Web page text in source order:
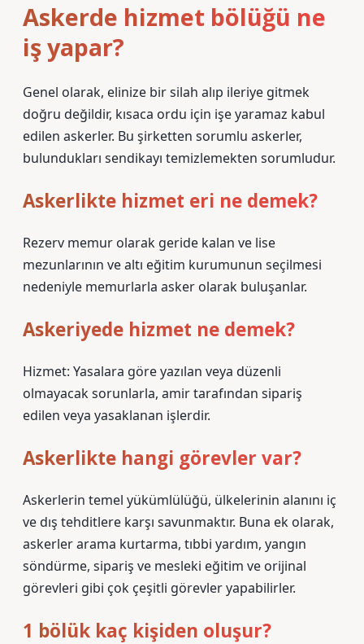
Askerde hizmet bölüğü ne
iş yapar?
Genel olarak, elinize bir silah alıp ileriye gitmek
doğru değildir, kısaca ordu için işe yaramaz kabul
edilen askerler. Bu şirketten sorumlu askerler,
bulundukları sendikayı temizlemekten sorumludur.
Askerlikte hizmet eri ne demek?
Rezerv memur olarak geride kalan ve lise
mezunlarının ve altı eğitim kurumunun seçilmesi
nedeniyle memurlarla asker olarak buluşanlar.
Askeriyede hizmet ne demek?
Hizmet: Yasalara göre yazılan veya düzenli
olmayacak sorunlarla, amir tarafından sipariş
edilen veya yasaklanan işlerdir.
Askerlikte hangi görevler var?
Askerlerin temel yükümlülüğü, ülkelerinin alanını iç
ve dış tehditlere karşı savunmaktır. Buna ek olarak,
askerler arama kurtarma, tıbbi yardım, yangın
söndürme, sipariş ve mesleki eğitim ve orijinal
görevleri gibi çok çeşitli görevler yapabilirler.
1 bölük kaç kişiden oluşur?